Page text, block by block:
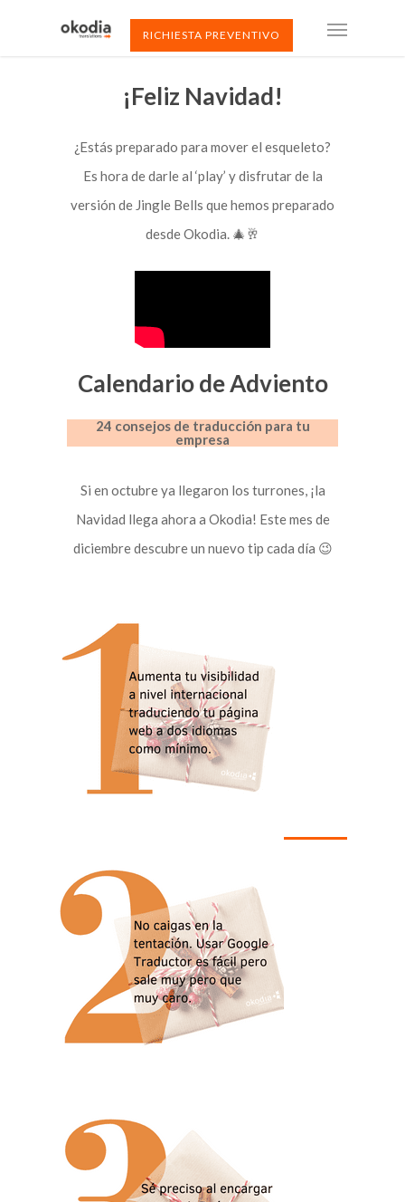
RICHIESTA PREVENTIVO
¡Feliz Navidad!
¿Estás preparado para mover el esqueleto?
Es hora de darle al ‘play’ y disfrutar de la
versión de Jingle Bells que hemos preparado
desde Okodia. 🎄🥂
Calendario de Adviento
24 consejos de traducción para tu
empresa
Si en octubre ya llegaron los turrones, ¡la
Navidad llega ahora a Okodia! Este mes de
diciembre descubre un nuevo tip cada día 😉